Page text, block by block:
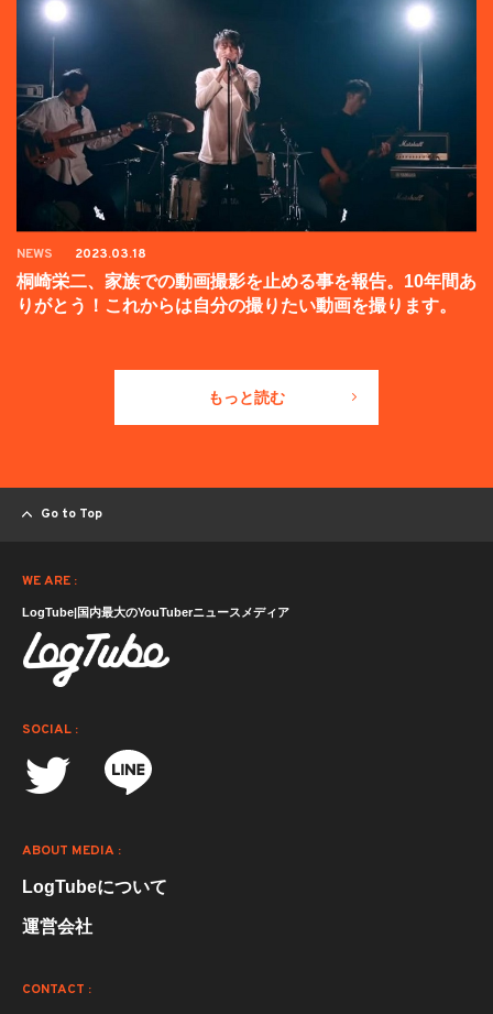
NEWS 2023.03.18
桐崎栄二、家族での動画撮影を止める事を報告。10年間あ
りがとう！これからは自分の撮りたい動画を撮ります。
もっと読む
Go to Top
WE ARE :
LogTube|国内最大のYouTuberニュースメディア
SOCIAL :
ABOUT MEDIA :
LogTubeについて
運営会社
CONTACT :